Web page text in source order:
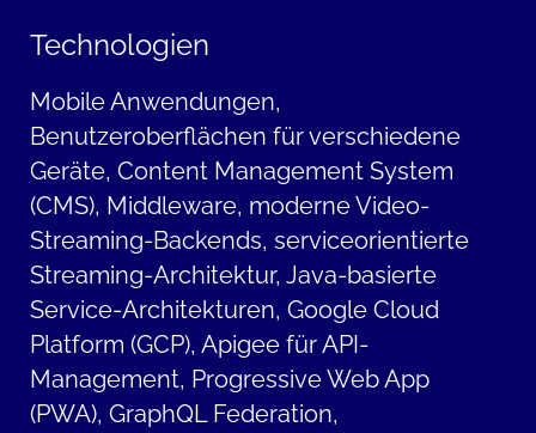
Technologien
Mobile Anwendungen,
Benutzeroberflächen für verschiedene
Geräte, Content Management System
(CMS), Middleware, moderne Video-
Streaming-Backends, serviceorientierte
Streaming-Architektur, Java-basierte
Service-Architekturen, Google Cloud
Platform (GCP), Apigee für API-
Management, Progressive Web App
(PWA), GraphQL Federation,